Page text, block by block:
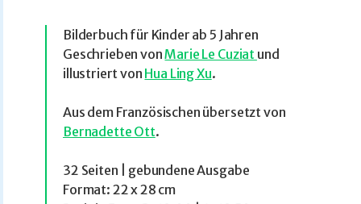
Bilderbuch für Kinder ab 5 Jahren
Geschrieben vonMarie Le Cuziat und
illustriert von Hua Ling Xu.
Aus dem Französischen übersetzt von
Bernadette Ott.
32 Seiten | gebundene Ausgabe
Format: 22 x 28 cm